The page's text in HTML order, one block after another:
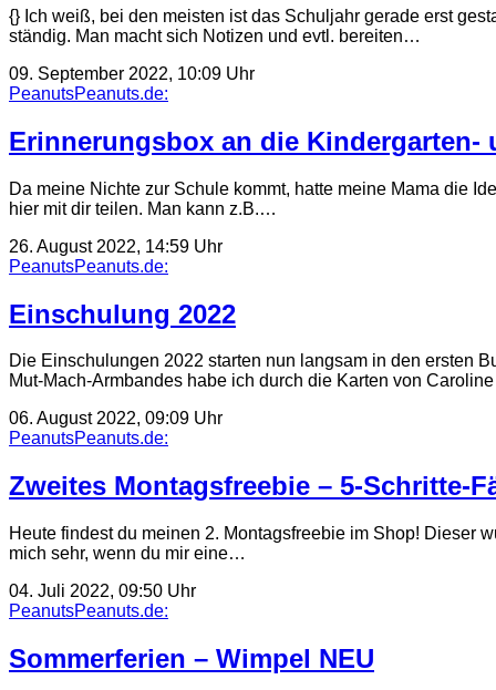
{} Ich weiß, bei den meisten ist das Schuljahr gerade erst
ständig. Man macht sich Notizen und evtl. bereiten…
09. September 2022, 10:09 Uhr
PeanutsPeanuts.de:
Erinnerungsbox an die Kindergarten-
Da meine Nichte zur Schule kommt, hatte meine Mama die
hier mit dir teilen. Man kann z.B.…
26. August 2022, 14:59 Uhr
PeanutsPeanuts.de:
Einschulung 2022
Die Einschulungen 2022 starten nun langsam in den ersten
Mut-Mach-Armbandes habe ich durch die Karten von
06. August 2022, 09:09 Uhr
PeanutsPeanuts.de:
Zweites Montagsfreebie – 5-Schritte-
Heute findest du meinen 2. Montagsfreebie im Shop!
mich sehr, wenn du mir eine…
04. Juli 2022, 09:50 Uhr
PeanutsPeanuts.de:
Sommerferien – Wimpel NEU